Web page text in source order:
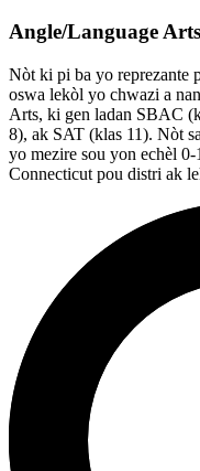
Angle/Language
Nòt ki pi ba yo reprezante
oswa lekòl yo chwazi a
Arts, ki gen ladan SBAC
8), ak SAT (klas 11). Nòt
yo mezire sou yon echèl
Connecticut pou distri ak